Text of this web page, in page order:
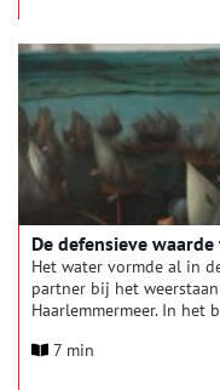
Oneindig Noord-
De defensieve
Het water vormde al in
partner bij het
Haarlemmermeer. In het
belangrijke rol in de
7 min